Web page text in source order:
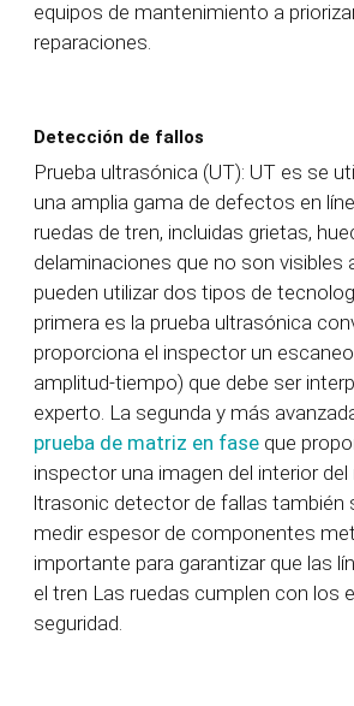
equipos de mantenimiento a
reparaciones.
Detección de fallos
Prueba ultrasónica (UT): UT es se
una amplia gama de defectos en
ruedas de tren, incluidas grietas,
delaminaciones que no son visibles
pueden utilizar dos tipos de
primera es la prueba ultrasónica
proporciona el inspector un
amplitud-tiempo) que debe ser
experto. La segunda y más
prueba de matriz en fase que
inspector una imagen del interior del
ltrasonic detector de fallas también
medir espesor de componentes
importante para garantizar que las
el tren Las ruedas cumplen con los
seguridad.